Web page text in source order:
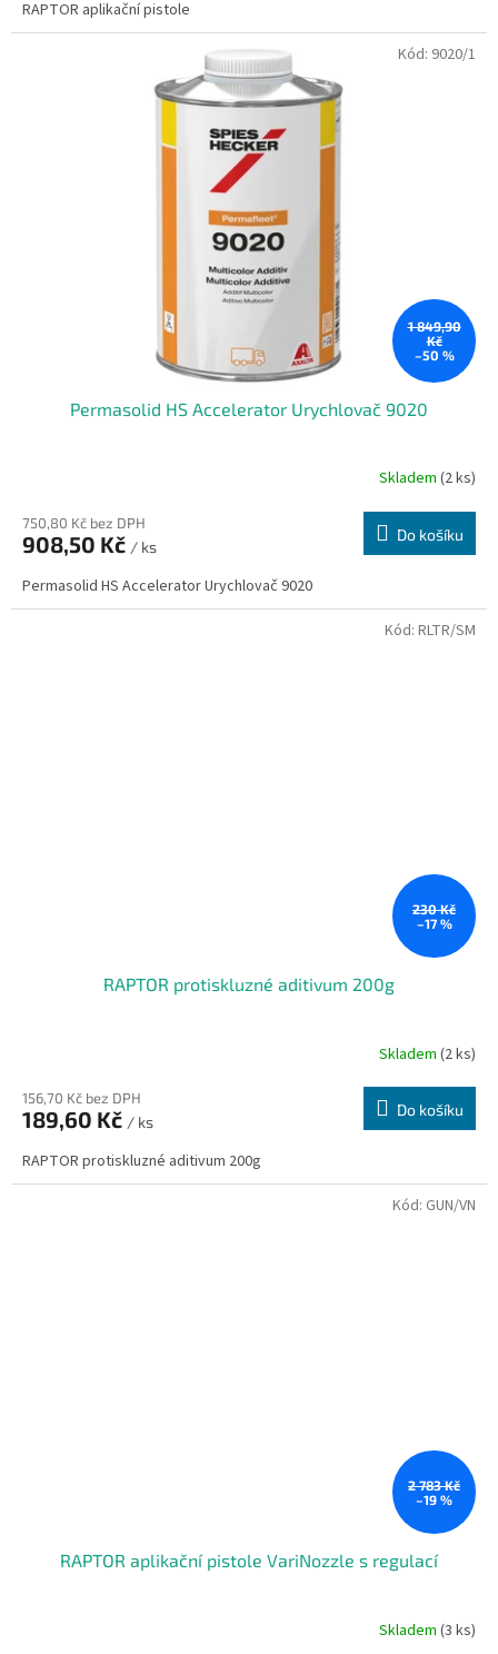
RAPTOR aplikační pistole
1 849,90
Kč
–50 %
Permasolid HS Accelerator Urychlovač 9020
Skladem (2 ks)
750,80 Kč bez DPH
908,50 Kč / ks
Do košíku
Permasolid HS Accelerator Urychlovač 9020
Kód: 9020/1
230 Kč
–17 %
RAPTOR protiskluzné aditivum 200g
Skladem (2 ks)
156,70 Kč bez DPH
189,60 Kč / ks
Do košíku
RAPTOR protiskluzné aditivum 200g
Kód: RLTR/SM
2 783 Kč
–19 %
RAPTOR aplikační pistole VariNozzle s regulací
Skladem (3 ks)
Kód: GUN/VN